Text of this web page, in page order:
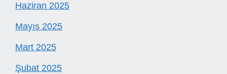
Haziran 2025
Mayıs 2025
Mart 2025
Şubat 2025